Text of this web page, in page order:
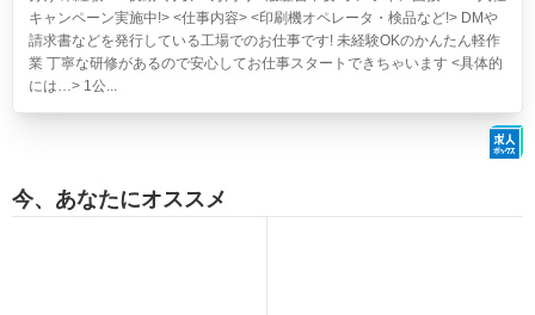
キャンペーン実施中!> <仕事内容> <印刷機オペレータ・検品など!> DMや
請求書などを発行している工場でのお仕事です! 未経験OKのかんたん軽作
業 丁寧な研修があるので安心してお仕事スタートできちゃいます <具体的
には…> 1公...
今、あなたにオススメ